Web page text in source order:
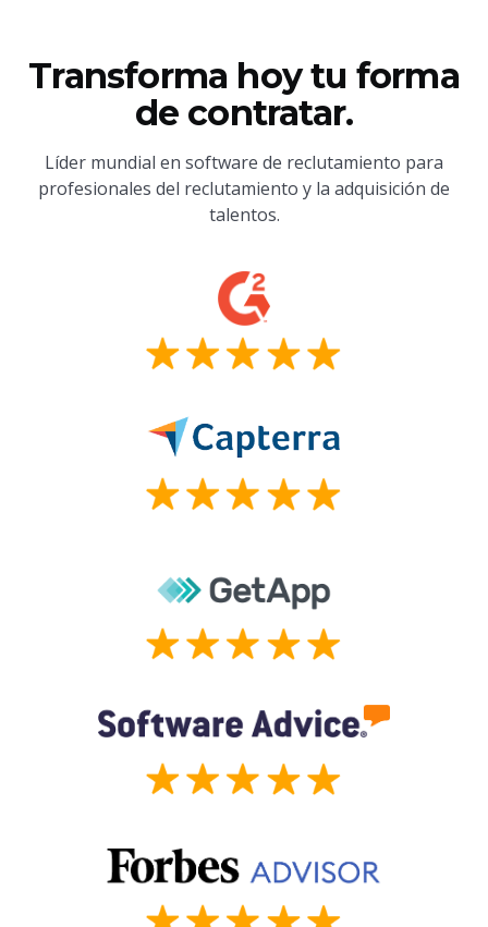
Transforma hoy tu forma
de contratar.
Líder mundial en software de reclutamiento para
profesionales del reclutamiento y la adquisición de
talentos.